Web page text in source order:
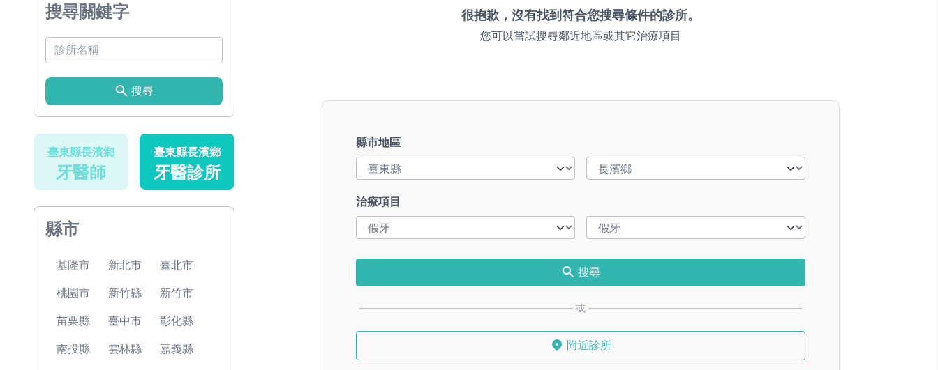
搜尋關鍵字
搜尋
臺東縣長濱鄉
牙醫師
臺東縣長濱鄉
牙醫診所
縣市
基隆市 新北市 臺北市
桃園市 新竹縣 新竹市
苗栗縣 臺中市 彰化縣
南投縣 雲林縣 嘉義縣
很抱歉，沒有找到符合您搜尋條件的診所。
您可以嘗試搜尋鄰近地區或其它治療項目
縣市地區
治療項目
搜尋
或
附近診所